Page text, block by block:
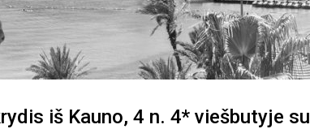
iš Kauno, 4 n. 4* viešbutyje su